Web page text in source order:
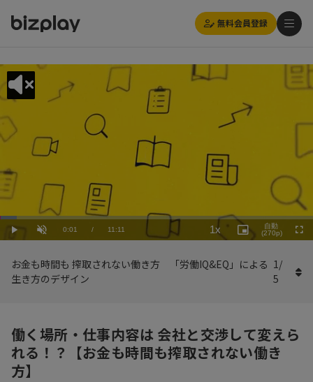
無料会員登録
Play UnmuteCurrent
0:01 / Duration
11:11
Loaded:
5.37%
1x
Rate
Picture-
in-
自動
(270p)
お金も時間も 搾取されない働き方 「労働IQ&EQ」による
生き方のデザイン
1/
5
働く場所・仕事内容は 会社と交渉して変えら
れる！？【お金も時間も搾取されない働き
方】